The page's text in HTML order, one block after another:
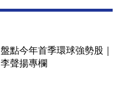
盤點今年首季環球強勢股｜
李聲揚專欄